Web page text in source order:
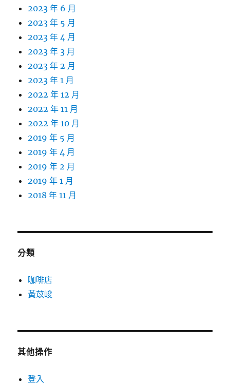
2023 年 6 月
2023 年 5 月
2023 年 4 月
2023 年 3 月
2023 年 2 月
2023 年 1 月
2022 年 12 月
2022 年 11 月
2022 年 10 月
2019 年 5 月
2019 年 4 月
2019 年 2 月
2019 年 1 月
2018 年 11 月
分類
咖啡店
黃苡峻
其他操作
登入